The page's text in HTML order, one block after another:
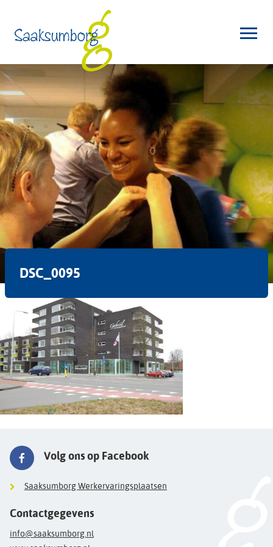
DSC_0095
Volg ons op Facebook
Saaksumborg Werkervaringsplaatsen
Contactgegevens
info@saaksumborg.nl